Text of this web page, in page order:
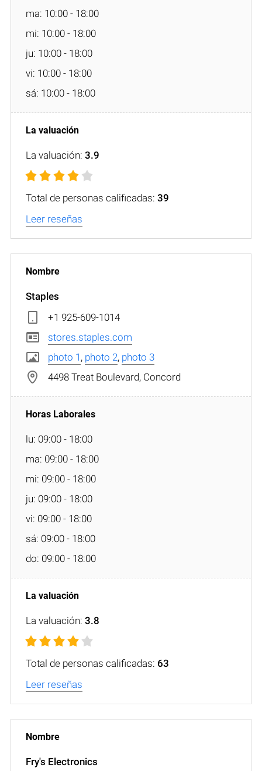
ma: 10:00 - 18:00
mi: 10:00 - 18:00
ju: 10:00 - 18:00
vi: 10:00 - 18:00
sá: 10:00 - 18:00
La valuación: 3.9
Total de personas calificadas: 39
Leer reseñas
Staples
+1 925-609-1014
stores.staples.com
photo 1 , photo 2, photo 3
4498 Treat Boulevard, Concord
lu: 09:00 - 18:00
ma: 09:00 - 18:00
mi: 09:00 - 18:00
ju: 09:00 - 18:00
vi: 09:00 - 18:00
sá: 09:00 - 18:00
do: 09:00 - 18:00
La valuación: 3.8
Total de personas calificadas: 63
Leer reseñas
Fry's Electronics